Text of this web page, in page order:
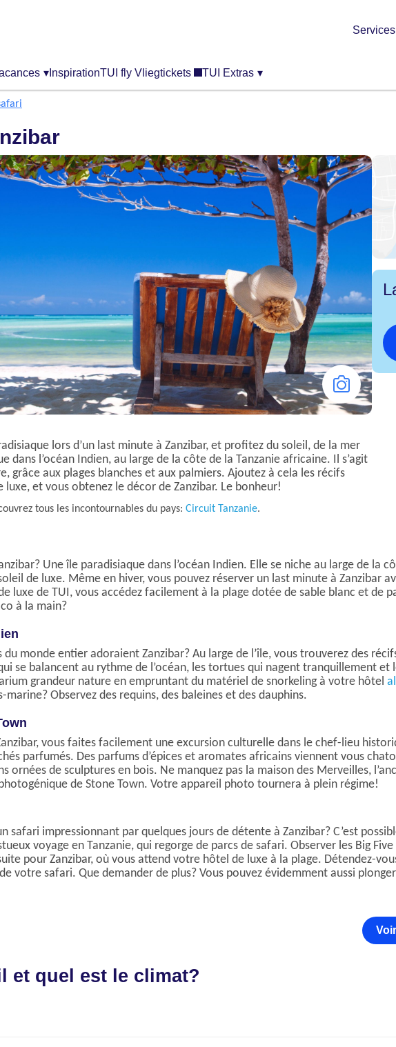
▾ InspirationTUI fly Vliegtickets TUI Extras ▾
lors d’un last minute à Zanzibar, et profitez du soleil, de la mer
dans l’océan Indien, au large de la côte de la Tanzanie africaine. Il s’agit
grâce aux plages blanches et aux palmiers. Ajoutez à cela les récifs
et vous obtenez le décor de Zanzibar. Le bonheur!
tous les incontournables du pays: Circuit Tanzanie.
Une île paradisiaque dans l’océan Indien. Elle se niche au large de la
de luxe. Même en hiver, vous pouvez réserver un last minute à Zanzibar
luxe de TUI, vous accédez facilement à la plage dotée de sable blanc et de
à la main?
du monde entier adoraient Zanzibar? Au large de l’île, vous trouverez des
se balancent au rythme de l’océan, les tortues qui nagent tranquillement
grandeur nature en empruntant du matériel de snorkeling à votre hôtel
Observez des requins, des baleines et des dauphins.
vous faites facilement une excursion culturelle dans le chef-lieu
parfumés. Des parfums d’épices et aromates africains viennent vous
ornées de sculptures en bois. Ne manquez pas la maison des Merveilles,
de Stone Town. Votre appareil photo tournera à plein régime!
safari impressionnant par quelques jours de détente à Zanzibar? C’est
voyage en Tanzanie, qui regorge de parcs de safari. Observer les Big
pour Zanzibar, où vous attend votre hôtel de luxe à la plage. Détendez-
votre safari. Que demander de plus? Vous pouvez évidemment aussi
et quel est le climat?